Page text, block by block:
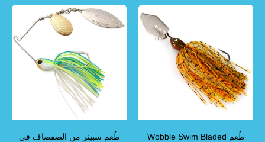
طُعم Wobble Swim Bladed
طُعم سبينر من الصفصاف في